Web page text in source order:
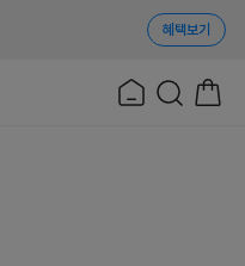
혜택보기